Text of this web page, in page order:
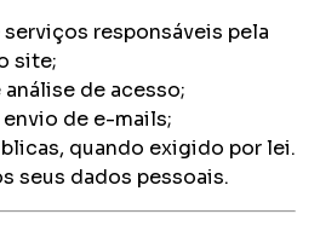
responsáveis pela
site;
análise de acesso;
de e-mails;
quando exigido por lei.
seus dados pessoais.